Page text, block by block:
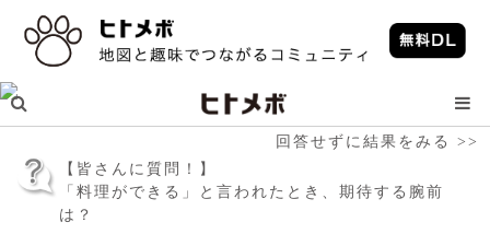
回答せずに結果をみる >>
【皆さんに質問！】
「料理ができる」と言われたとき、期待する腕前
は？